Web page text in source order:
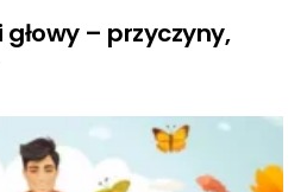
– przyczyny,